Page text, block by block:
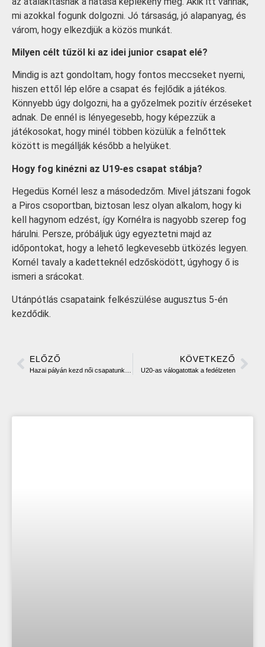
mi azokkal fogunk dolgozni. Jó társaság, jó alapanyag, és
várom, hogy elkezdjük a közös munkát.
Milyen célt tűzöl ki az idei junior csapat elé?
Mindig is azt gondoltam, hogy fontos meccseket nyerni,
hiszen ettől lép előre a csapat és fejlődik a játékos.
Könnyebb úgy dolgozni, ha a győzelmek pozitív érzéseket
adnak. De ennél is lényegesebb, hogy képezzük a
játékosokat, hogy minél többen közülük a felnőttek
között is megállják később a helyüket.
Hogy fog kinézni az U19-es csapat stábja?
Hegedüs Kornél lesz a másodedzőm. Mivel játszani fogok
a Piros csoportban, biztosan lesz olyan alkalom, hogy ki
kell hagynom edzést, így Kornélra is nagyobb szerep fog
hárulni. Persze, próbáljuk úgy egyeztetni majd az
időpontokat, hogy a lehető legkevesebb ütközés legyen.
Kornél tavaly a kadetteknél edzősködött, úgyhogy ő is
ismeri a srácokat.
Utánpótlás csapataink felkészülése augusztus 5-én
kezdődik.
ELŐZŐ KÖVETKEZŐ
U20-as válogatottak a fedélzeten